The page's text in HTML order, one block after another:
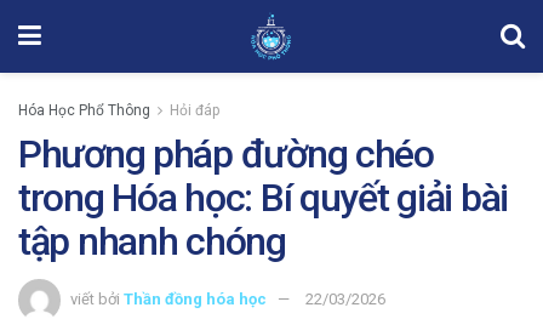
Hóa Học Phổ Thông Hỏi đáp
Phương pháp đường chéo
trong Hóa học: Bí quyết giải bài
tập nhanh chóng
viết bởi Thần đồng hóa học 22/03/2026